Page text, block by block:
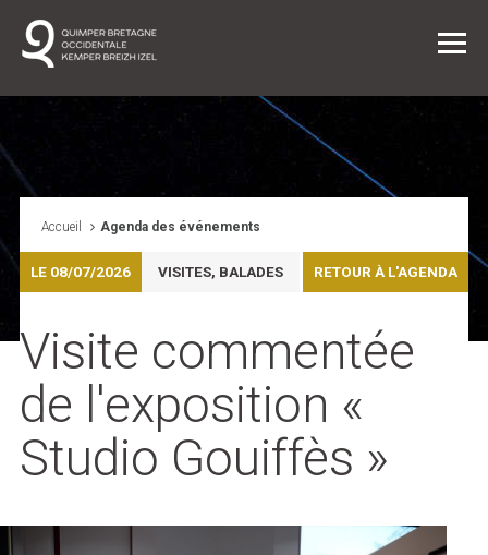
Vie quotidienne
Entreprendre dans l'agglo
L'agglo / L'institution
Projets
Select Language
Accueil Agenda des événements
LE 08/07/2026 VISITES, BALADES RETOUR À L'AGENDA
Visite commentée
de l'exposition «
Studio Gouiffès »